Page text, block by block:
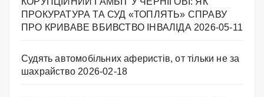
ПРОКУРАТУРА ТА СУД «ТОПЛЯТЬ» СПРАВУ
ПРО КРИВАВЕ ВБИВСТВО ІНВАЛІДА 2026-05-11
Судять автомобільних аферистів, от тільки не за
шахрайство 2026-02-18